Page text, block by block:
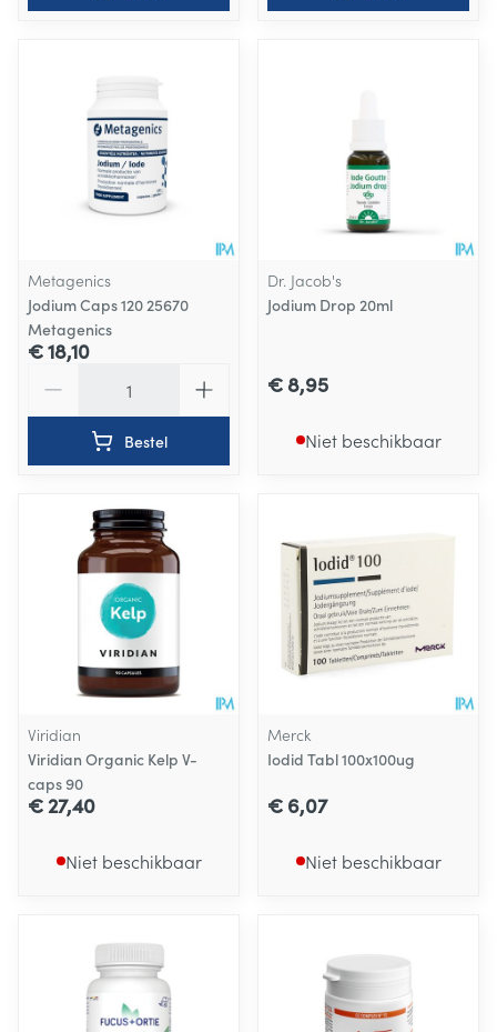
Metagenics
Jodium Caps 120 25670
Metagenics
€ 18,10
Bestel
Dr. Jacob's
Jodium Drop 20ml
€ 8,95
Niet beschikbaar
Viridian
Viridian Organic Kelp V-
caps 90
€ 27,40
Niet beschikbaar
Merck
Iodid Tabl 100x100ug
€ 6,07
Niet beschikbaar